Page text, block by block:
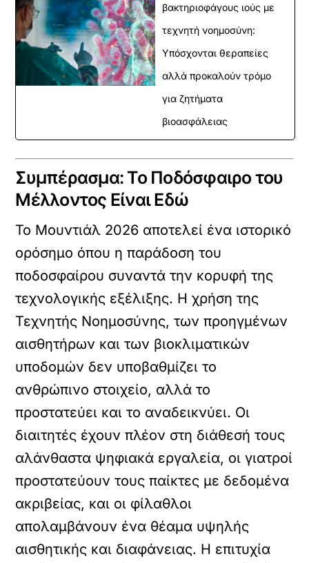
βακτηριοφάγους ιούς με
τεχνητή νοημοσύνη:
Υπόσχονται θεραπείες
αλλά προκαλούν τρόμο
για ζητήματα
βιοασφάλειας
Συμπέρασμα: Το Ποδόσφαιρο του
Μέλλοντος Είναι Εδώ
Το Μουντιάλ 2026 αποτελεί ένα ιστορικό
ορόσημο όπου η παράδοση του
ποδοσφαίρου συναντά την κορυφή της
τεχνολογικής εξέλιξης. Η χρήση της
Τεχνητής Νοημοσύνης, των προηγμένων
αισθητήρων και των βιοκλιματικών
υποδομών δεν υποβαθμίζει το
ανθρώπινο στοιχείο, αλλά το
προστατεύει και το αναδεικνύει. Οι
διαιτητές έχουν πλέον στη διάθεσή τους
αλάνθαστα ψηφιακά εργαλεία, οι γιατροί
προστατεύουν τους παίκτες με δεδομένα
ακριβείας, και οι φίλαθλοι
απολαμβάνουν ένα θέαμα υψηλής
αισθητικής και διαφάνειας. Η επιτυχία